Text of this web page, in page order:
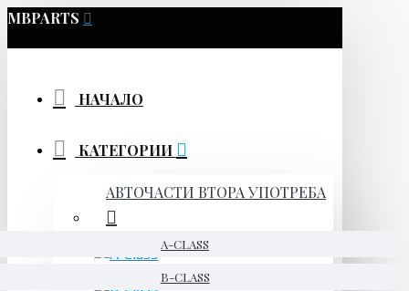
MBPARTS
НАЧАЛО
КАТЕГОРИИ
АВТОЧАСТИ ВТОРА УПОТРЕБА
A-CLASS
B-CLASS